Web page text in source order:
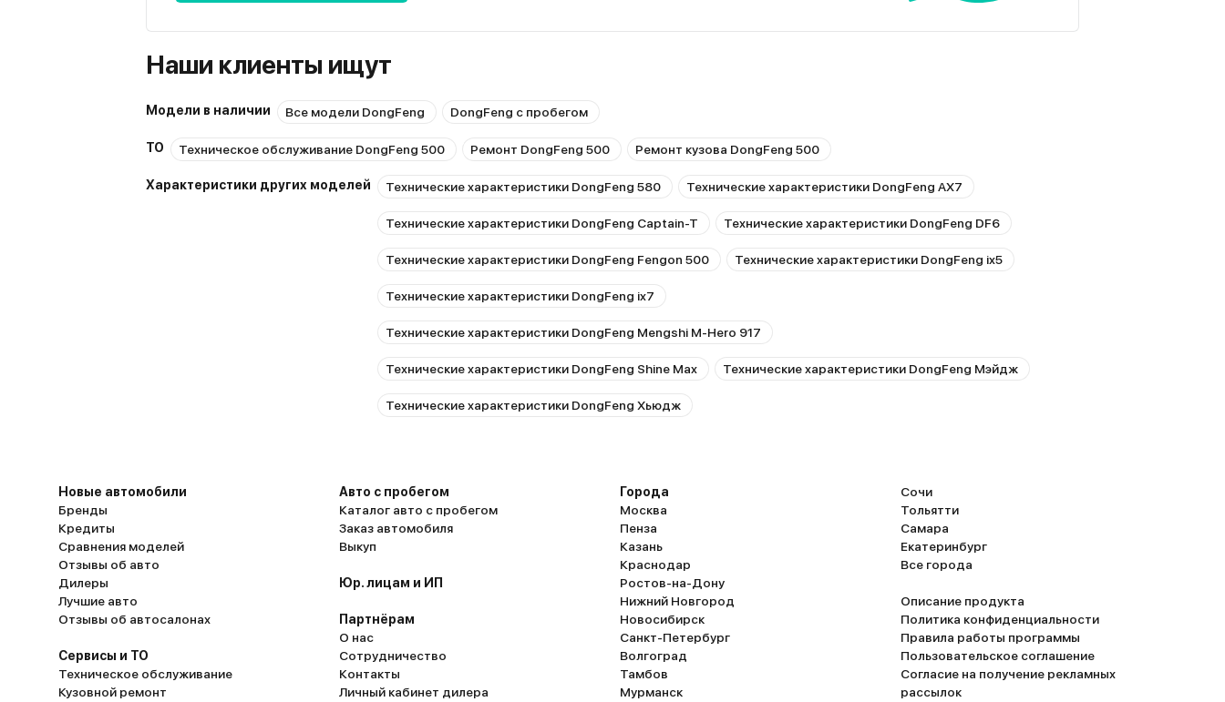
Наши клиенты ищут
Модели в наличии Все модели DongFeng DongFeng с пробегом
ТО Техническое обслуживание DongFeng 500 Ремонт DongFeng 500 Ремонт кузова DongFeng 500
Характеристики других моделей Технические характеристики DongFeng 580 Технические характеристики DongFeng AX7
Технические характеристики DongFeng Captain-T Технические характеристики DongFeng DF6
Технические характеристики DongFeng Fengon 500 Технические характеристики DongFeng ix5
Технические характеристики DongFeng ix7
Технические характеристики DongFeng Mengshi M-Hero 917
Технические характеристики DongFeng Shine Max Технические характеристики DongFeng Мэйдж
Технические характеристики DongFeng Хьюдж
Новые автомобили
Бренды
Кредиты
Сравнения моделей
Отзывы об авто
Дилеры
Лучшие авто
Отзывы об автосалонах
Сервисы и ТО
Техническое обслуживание
Кузовной ремонт
Авто с пробегом
Каталог авто с пробегом
Заказ автомобиля
Выкуп
Юр. лицам и ИП
Партнёрам
О нас
Сотрудничество
Контакты
Личный кабинет дилера
Города
Москва
Пенза
Казань
Краснодар
Ростов-на-Дону
Нижний Новгород
Новосибирск
Санкт-Петербург
Волгоград
Тамбов
Мурманск
Сочи
Тольятти
Самара
Екатеринбург
Все города
Описание продукта
Политика конфиденциальности
Правила работы программы
Пользовательское соглашение
Согласие на получение рекламных
рассылок